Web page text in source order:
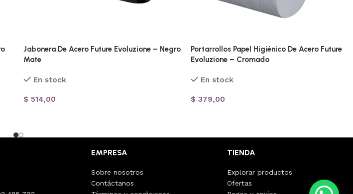
Jabonera De Acero Future Evoluzione – Negro
Mate
En stock
$ 514,00
Portarrollos Papel Higiénico De Acero Future
Evoluzione – Cromado
En stock
$ 379,00
EMPRESA
Sobre nosotros
Contáctanos
TIENDA
Explorar productos
Ofertas